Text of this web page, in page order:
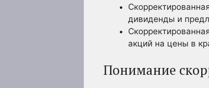
дивиденды и
акций на цены в
Понимание